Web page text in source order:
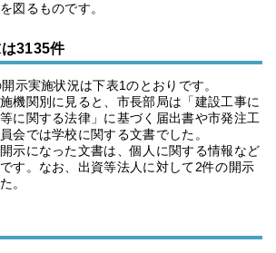
図るものです。
3135件
示実施状況は下表1のとおりです。
機関別に見ると、市長部局は「建設工事に
に関する法律」に基づく届出書や市発注工
会では学校に関する文書でした。
示になった文書は、個人に関する情報など
す。なお、出資等法人に対して2件の開示
。